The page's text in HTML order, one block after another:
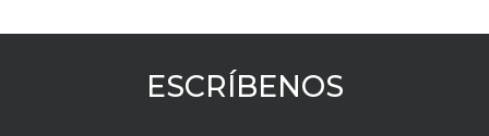
ESCRÍBENOS